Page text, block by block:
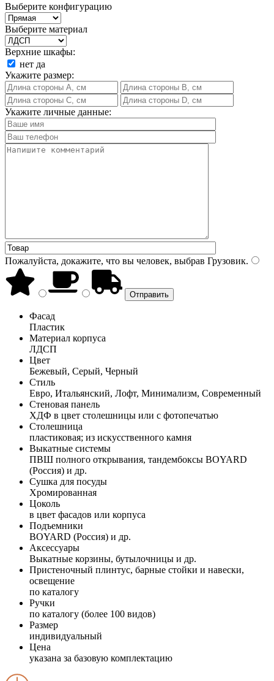
Выберите конфигурацию
Выберите материал
Верхние шкафы:
нет да
Укажите размер:
Укажите личные данные:
Пожалуйста, докажите, что вы человек, выбрав Грузовик.
Фасад
Пластик
Материал корпуса
ЛДСП
Цвет
Бежевый, Серый, Черный
Стиль
Евро, Итальянский, Лофт, Минимализм, Современный
Стеновая панель
ХДФ в цвет столешницы или с фотопечатью
Столешница
пластиковая; из искусственного камня
Выкатные системы
ПВШ полного открывания, тандембоксы BOYARD
(Россия) и др.
Сушка для посуды
Хромированная
Цоколь
в цвет фасадов или корпуса
Подъемники
BOYARD (Россия) и др.
Аксессуары
Выкатные корзины, бутылочницы и др.
Пристеночный плинтус, барные стойки и навески,
освещение
по каталогу
Ручки
по каталогу (более 100 видов)
Размер
индивидуальный
Цена
указана за базовую комплектацию